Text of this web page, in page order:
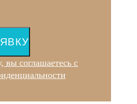
соглашаетесь с